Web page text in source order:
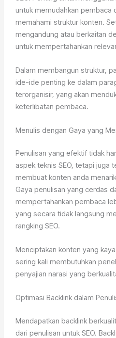
untuk memudahkan pembaca
memahami struktur konten.
mengandung atau berkaitan
untuk mempertahankan
Dalam membangun struktur,
ide-ide penting ke dalam
terorganisir, yang akan
keterlibatan pembaca.
Menulis dengan Gaya yang
Penulisan yang efektif tidak
aspek teknis SEO, tetapi juga
membuat konten anda
Gaya penulisan yang cerdas
mempertahankan pembaca
yang secara tidak langsung
rangking SEO.
Menciptakan konten yang
sering kali membutuhkan
penyajian narasi yang
Optimasi Backlink dalam
Mendapatkan backlink
dari penulisan untuk SEO.